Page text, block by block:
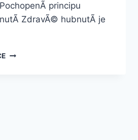
principu
ZdravÃ© hubnutÃ­ je
JAK